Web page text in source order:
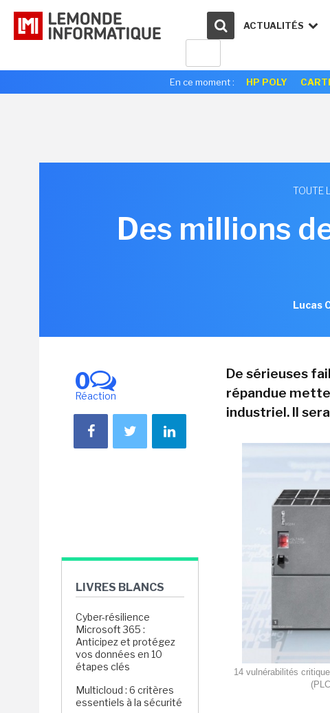
ACTUALITÉS
En ce moment : HP POLY
TOUTE
Des millions
Lucas
0
Réaction
LIVRES BLANCS
Cyber-résilience
Microsoft 365 :
Anticipez et protégez
vos données en 10
étapes clés
Multicloud : 6 critères
essentiels à la sécurité
De sérieuses
répandue
industriel. Il
14 vulnérabilités